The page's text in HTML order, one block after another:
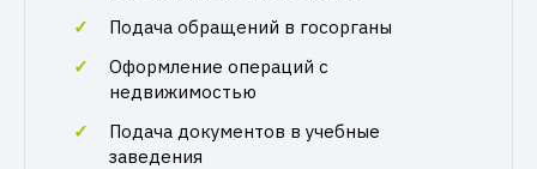
Подача обращений в госорганы
Оформление операций с
недвижимостью
Подача документов в учебные
заведения